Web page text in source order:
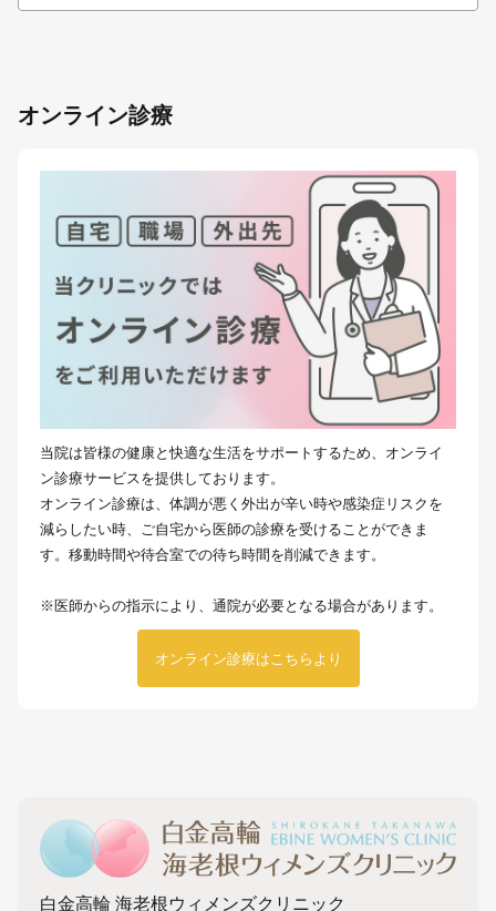
オンライン診療
当院は皆様の健康と快適な生活をサポートするため、オンライ
ン診療サービスを提供しております。
オンライン診療は、体調が悪く外出が辛い時や感染症リスクを
減らしたい時、ご自宅から医師の診療を受けることができま
す。移動時間や待合室での待ち時間を削減できます。
※医師からの指示により、通院が必要となる場合があります。
オンライン診療はこちらより
白金高輪 海老根ウィメンズクリニック